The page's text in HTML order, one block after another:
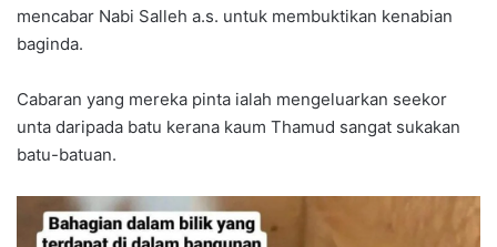
mencabar Nabi Salleh a.s. untuk membuktikan kenabian
baginda.
Cabaran yang mereka pinta ialah mengeluarkan seekor
unta daripada batu kerana kaum Thamud sangat sukakan
batu-batuan.